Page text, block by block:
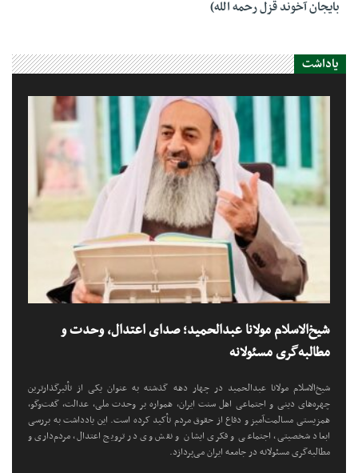
بایجان آخوند قزل رحمه الله)
یاداشت
شیخ‌الاسلام مولانا عبدالحمید؛ صدای اعتدال، وحدت و
مطالبه‌گری مسئولانه
شیخ‌الاسلام مولانا عبدالحمید در چهار دهه گذشته به عنوان یکی از تأثیرگذارترین
چهره‌های دینی و اجتماعی اهل سنت ایران، همواره بر وحدت ملی، عدالت، گفت‌وگو،
همزیستی مسالمت‌آمیز و دفاع از حقوق مردم تأکید کرده است. این یادداشت به بررسی
ابعاد شخصیتی، اجتماعی و فکری ایشان و نقش وی در ترویج اعتدال، مردم‌داری و
مطالبه‌گری مسئولانه در جامعه ایران می‌پردازد.